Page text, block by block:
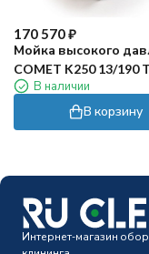
170 570₽
Мойка высокого
COMET K250 13/190 T
В наличии
В корзину
Интернет-магазин